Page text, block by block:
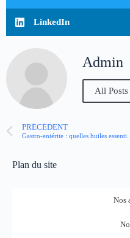
LinkedIn
Admin
All Posts
PRÉCÉDENT
Plan du site
Nos